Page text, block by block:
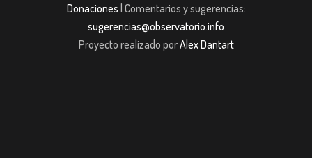
Donaciones | Comentarios y sugerencias:
sugerencias@observatorio.info
Proyecto realizado porAlex Dantart